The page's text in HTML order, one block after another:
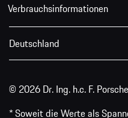
Verbrauchsinformationen
Deutschland
© 2026 Dr. Ing. h.c. F.
* Soweit die Werte als